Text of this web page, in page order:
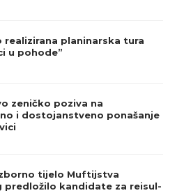
realizirana planinarska tura
u pohode”
zeničko poziva na
i dostojanstveno ponašanje
tijelo Muftijstva
predložilo kandidate za reisul-